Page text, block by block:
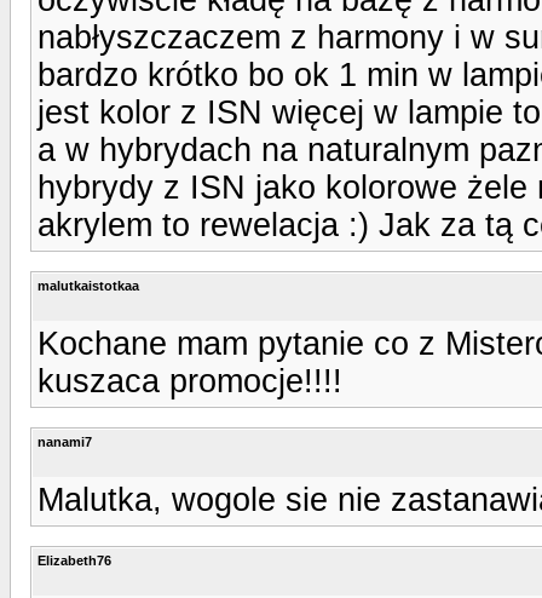
nabłyszczaczem z harmony i w
bardzo krótko bo ok 1 min w
jest kolor z ISN więcej w lampie
a w hybrydach na naturalnym
hybrydy z ISN jako kolorowe
akrylem to rewelacja :) Jak za tą
malutkaistotkaa
Kochane mam pytanie co z
kuszaca promocje!!!!
nanami7
Malutka, wogole sie nie
Elizabeth76